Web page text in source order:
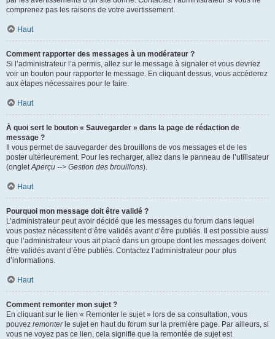
comprenez pas les raisons de votre avertissement.
Haut
Comment rapporter des messages à un modérateur ?
Si l’administrateur l’a permis, allez sur le message à signaler et vous devriez
voir un bouton pour rapporter le message. En cliquant dessus, vous accéderez
aux étapes nécessaires pour le faire.
Haut
À quoi sert le bouton « Sauvegarder » dans la page de rédaction de
message ?
Il vous permet de sauvegarder des brouillons de vos messages et de les
poster ultérieurement. Pour les recharger, allez dans le panneau de l’utilisateur
(ongletAperçu --> Gestion des brouillons).
Haut
Pourquoi mon message doit être validé ?
L’administrateur peut avoir décidé que les messages du forum dans lequel
vous postez nécessitent d’être validés avant d’être publiés. Il est possible aussi
que l’administrateur vous ait placé dans un groupe dont les messages doivent
être validés avant d’être publiés. Contactez l’administrateur pour plus
d’informations.
Haut
Comment remonter mon sujet ?
En cliquant sur le lien « Remonter le sujet » lors de sa consultation, vous
pouvez remonterle sujet en haut du forum sur la première page. Par ailleurs, si
vous ne voyez pas ce lien, cela signifie que la remontée de sujet est